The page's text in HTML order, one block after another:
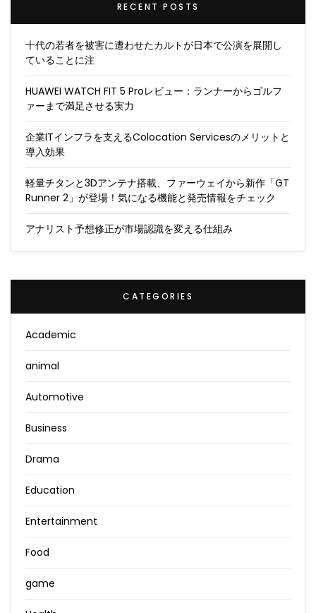
RECENT POSTS
十代の若者を被害に遭わせたカルトが日本で公演を展開し
ていることに注
HUAWEI WATCH FIT 5 Proレビュー：ランナーからゴルフ
ァーまで満足させる実力
企業ITインフラを支えるColocation Servicesのメリットと
導入効果
軽量チタンと3Dアンテナ搭載、ファーウェイから新作「GT
Runner 2」が登場！気になる機能と発売情報をチェック
アナリスト予想修正が市場認識を変える仕組み
CATEGORIES
Academic
animal
Automotive
Business
Drama
Education
Entertainment
Food
game